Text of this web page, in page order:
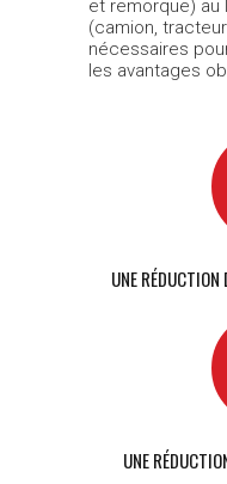
et remorque) au
(camion,
nécessaires
les avantages
UNE
UNE